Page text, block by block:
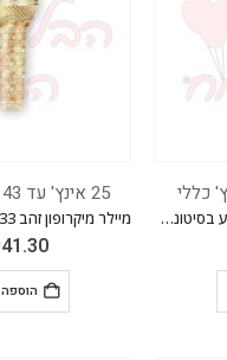
מיילר אודם 37 אינ"ץ *מגיע בסיטונאות חבילה של 5 יח'*
25 אינץ' עד 43 אינץ' כללי
41.30